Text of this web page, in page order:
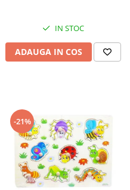
IN STOC
ADAUGA IN COS
-21%